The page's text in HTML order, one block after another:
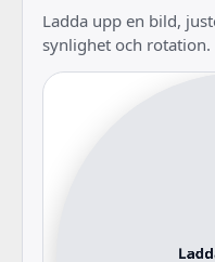
Ladda upp en bild,
synlighet och rotation.